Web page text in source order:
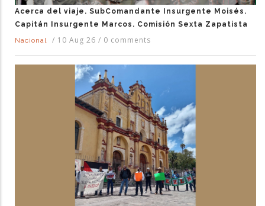
Acerca del viaje. SubComandante Insurgente Moisés.
Capitán Insurgente Marcos. Comisión Sexta Zapatista
Nacional
/ 10 Aug 26 / 0 comments